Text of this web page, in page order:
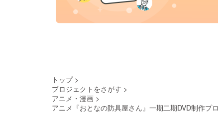
トップ >
プロジェクトをさがす >
アニメ・漫画 >
アニメ『おとなの防具屋さん』一期二期DVD制作プ